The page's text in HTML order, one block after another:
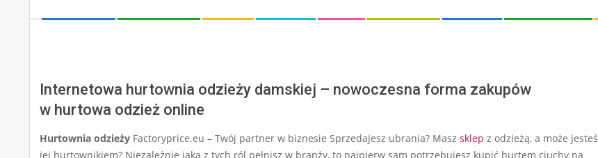
Internetowa hurtownia odzieży damskiej – nowoczesna forma zakupów
w hurtowa odzież online
Hurtownia odzieży Factoryprice.eu – Twój partner w biznesie Sprzedajesz ubrania? Masz sklep z odzieżą, a może jesteś
jej hurtownikiem? Niezależnie jaką z tych ról pełnisz w branży, to najpierw sam potrzebujesz kupić hurtem ciuchy na